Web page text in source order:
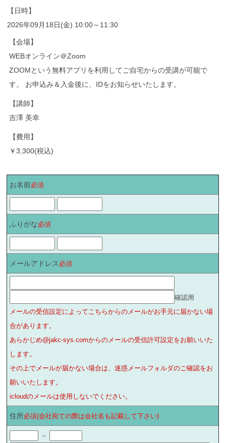
【日時】
2026年09月18日(金) 10:00～11:30
【会場】
WEBオンライン＠Zoom
ZOOMという無料アプリを利用してご自宅からの受講が可能で
す。 お申込み＆入金後に、IDをお知らせいたします。
【講師】
吉澤 美幸
【費用】
￥3,300(税込)
お名前必須
ふりがな必須
メールアドレス 必須
確認用
メールの受信設定によってこちらからのメールがお手元に届かない場
合があります。
あらかじめ@jakc-sys.comからのメールの受信許可設定をお願いいた
します。
その上でメールが届かない場合は、迷惑メールフォルダのご確認をお
願いいたします。
icloudのメールは使用しないでください。
住所必須(会社宛ての際は会社名も記載して下さい)
－